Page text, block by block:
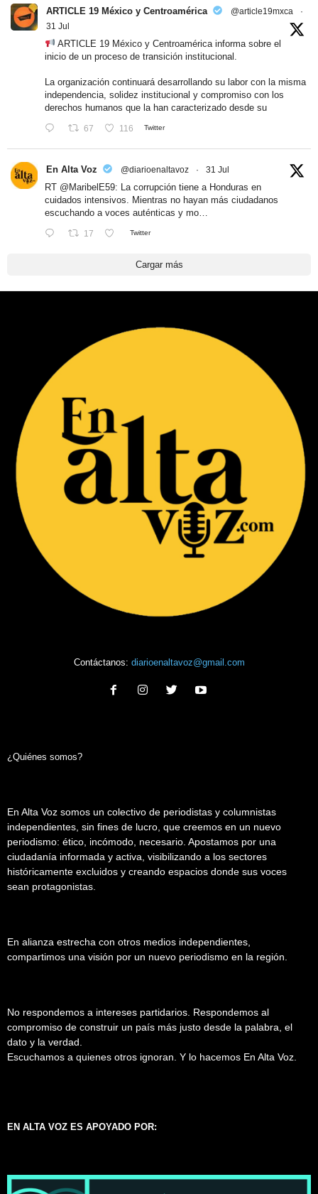
ARTICLE 19 México y Centroamérica @article19mxca
·
31 Jul
ARTICLE 19 México y Centroamérica informa sobre el
inicio de un proceso de transición institucional.
La organización continuará desarrollando su labor con la misma
independencia, solidez institucional y compromiso con los
derechos humanos que la han caracterizado desde su
67 116 Twitter
En Alta Voz @diarioenaltavoz · 31 Jul
RT @MaribelE59: La corrupción tiene a Honduras en
cuidados intensivos. Mientras no hayan más ciudadanos
escuchando a voces auténticas y mo…
17 Twitter
Cargar más
Contáctanos: diarioenaltavoz@gmail.com
¿Quiénes somos?
En Alta Voz somos un colectivo de periodistas y columnistas
independientes, sin fines de lucro, que creemos en un nuevo
periodismo: ético, incómodo, necesario. Apostamos por una
ciudadanía informada y activa, visibilizando a los sectores
históricamente excluidos y creando espacios donde sus voces
sean protagonistas.
En alianza estrecha con otros medios independientes,
compartimos una visión por un nuevo periodismo en la región.
No respondemos a intereses partidarios. Respondemos al
compromiso de construir un país más justo desde la palabra, el
dato y la verdad.
Escuchamos a quienes otros ignoran. Y lo hacemos En Alta Voz.
EN ALTA VOZ ES APOYADO POR: